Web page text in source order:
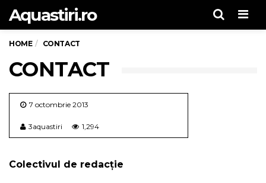
Aquastiri.ro
HOME CONTACT
CONTACT
7 octombrie 2013
3aquastiri 1,294
Colectivul de redacție